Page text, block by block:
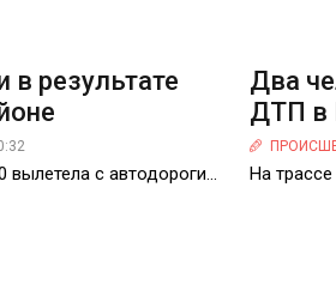
в результате
с автодороги…
Два
ДТП в
На